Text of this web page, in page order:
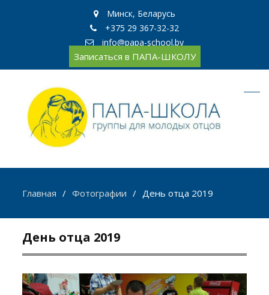
Минск, Беларусь
+375 29 367-32-32
info@papa-school.by
Записаться в ПАПА-ШКОЛУ
Главная Фотографии День отца 2019
День отца 2019